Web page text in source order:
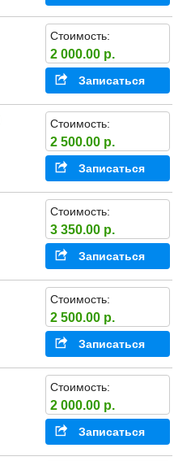
Стоимость:
2 000.00 р.
Записаться
Стоимость:
2 500.00 р.
Записаться
Стоимость:
3 350.00 р.
Записаться
Стоимость:
2 500.00 р.
Записаться
Стоимость:
2 000.00 р.
Записаться